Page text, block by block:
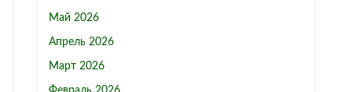
Май 2026
Апрель 2026
Март 2026